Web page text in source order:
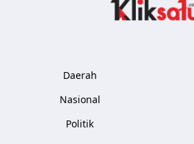
Daerah
Nasional
Politik